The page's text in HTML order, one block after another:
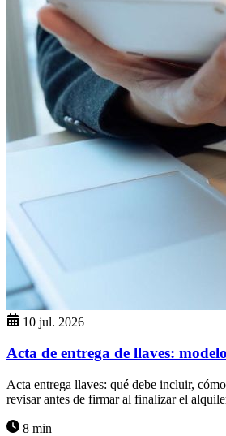
10 jul. 2026
Acta de entrega de llaves:
Acta entrega llaves: qué debe incluir,
revisar antes de firmar al finalizar el
8 min